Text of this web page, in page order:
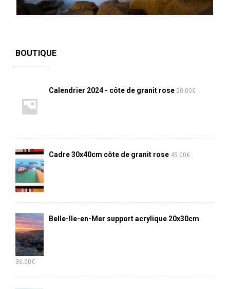
BOUTIQUE
Calendrier 2024 - côte de granit rose 20.00€
Cadre 30x40cm côte de granit rose 45.00€
Belle-Ile-en-Mer support acrylique 20x30cm
36.00€